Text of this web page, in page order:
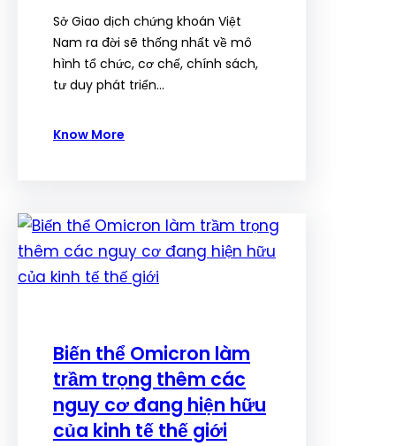
Sở Giao dịch chứng khoán Việt
Nam ra đời sẽ thống nhất về mô
hình tổ chức, cơ chế, chính sách,
tư duy phát triển…
Know More
Biến thể Omicron làm
trầm trọng thêm các
nguy cơ đang hiện hữu
của kinh tế thế giới